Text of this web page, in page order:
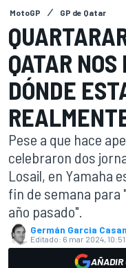
MotoGP GP de Qatar
QATAR
DÓNDE
Pese a que hace
celebraron dos
Losail, en Yamaha
fin de semana para
año pasado".
Germán Garcia
Editado: 6 mar 2024, 10:51
AÑADIR